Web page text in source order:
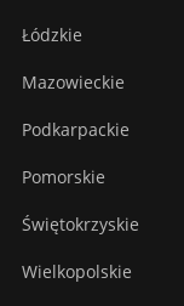
Łódzkie
Mazowieckie
Podkarpackie
Pomorskie
Świętokrzyskie
Wielkopolskie